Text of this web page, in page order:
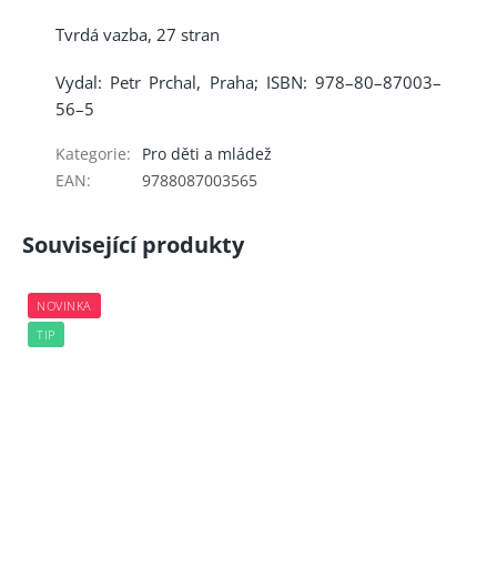
Tvrdá vazba, 27 stran
Vydal: Petr Prchal, Praha; ISBN: 978–80–87003–
56–5
Kategorie:
Pro děti a mládež
EAN: 9788087003565
Související produkty
NOVINKA
TIP